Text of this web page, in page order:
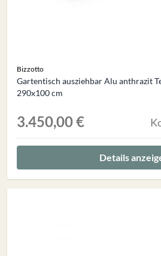
Bizzotto
Gartentisch ausziehbar Alu anthrazit
290x100 cm
3.450,00 €
Details